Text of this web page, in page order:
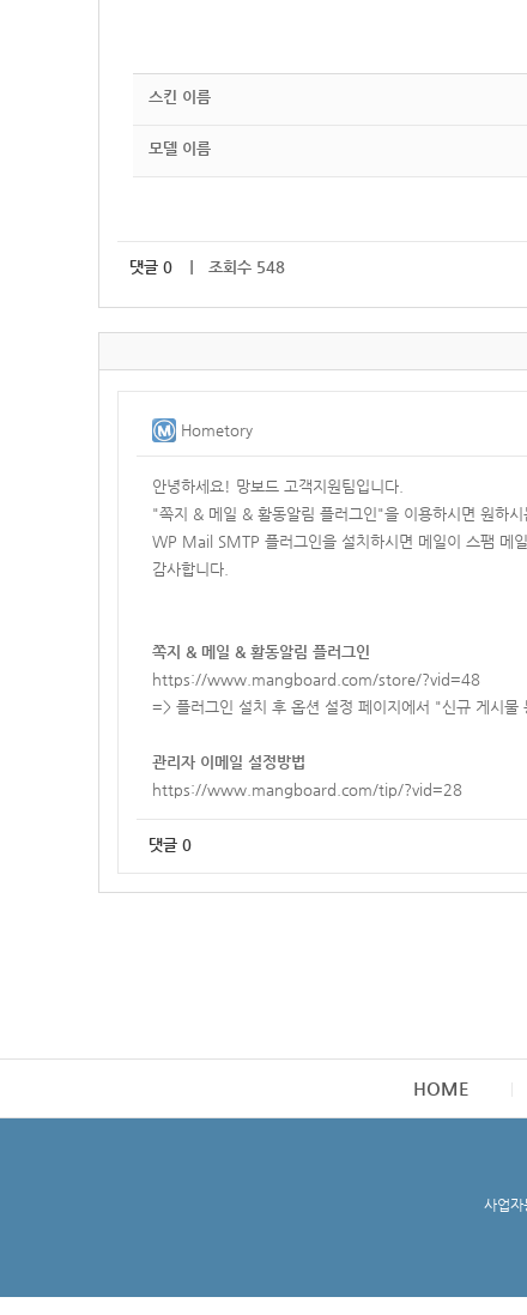
스킨 이름
모델 이름
댓글 0 ｜ 조회수 548
Hometory
안녕하세요! 망보드 고객지원팀입니다.
"쪽지 & 메일 & 활동알림 플러그인"을 이용하시면 원하
WP Mail SMTP 플러그인을 설치하시면 메일이 스팸 메
감사합니다.
쪽지 & 메일 & 활동알림 플러그인
https://www.mangboard.com/store/?vid=48
=> 플러그인 설치 후 옵션 설정 페이지에서 "신규 게시물
관리자 이메일 설정방법
https://www.mangboard.com/tip/?vid=28
댓글 0
HOME
사업